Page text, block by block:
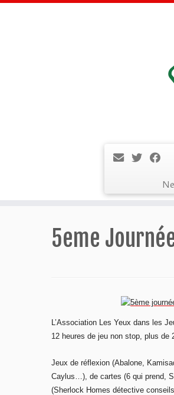
5eme
L’Association Les Yeux dans les
12 heures de jeu non stop, plus
Jeux de réflexion (Abalone,
Caylus…), de cartes (6 qui prend,
(Sherlock Homes détective